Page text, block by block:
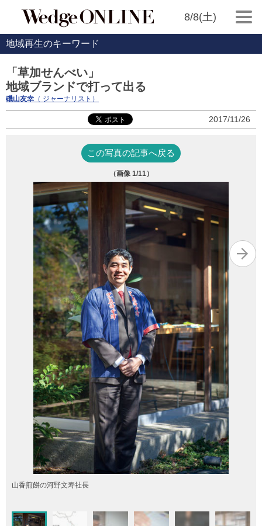
8/8(土)
地域再生のキーワード
「草加せんべい」
地域ブランドで打って出る
磯山友幸 （ ジャーナリスト）
2017/11/26
この写真の記事へ戻る
（画像 1/11）
山香煎餅の河野文寿社長